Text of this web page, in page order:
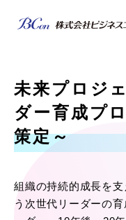
未来プロジ
ダー育成プ
策定～
組織の持続的成長を
う次世代リーダーの